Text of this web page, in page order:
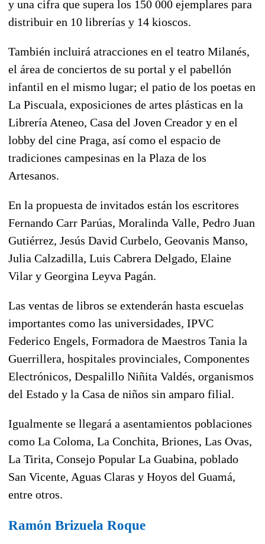
y una cifra que supera los 150 000 ejemplares para
distribuir en 10 librerías y 14 kioscos.
También incluirá atracciones en el teatro Milanés,
el área de conciertos de su portal y el pabellón
infantil en el mismo lugar; el patio de los poetas en
La Piscuala, exposiciones de artes plásticas en la
Librería Ateneo, Casa del Joven Creador y en el
lobby del cine Praga, así como el espacio de
tradiciones campesinas en la Plaza de los
Artesanos.
En la propuesta de invitados están los escritores
Fernando Carr Parúas, Moralinda Valle, Pedro Juan
Gutiérrez, Jesús David Curbelo, Geovanis Manso,
Julia Calzadilla, Luis Cabrera Delgado, Elaine
Vilar y Georgina Leyva Pagán.
Las ventas de libros se extenderán hasta escuelas
importantes como las universidades, IPVC
Federico Engels, Formadora de Maestros Tania la
Guerrillera, hospitales provinciales, Componentes
Electrónicos, Despalillo Niñita Valdés, organismos
del Estado y la Casa de niños sin amparo filial.
Igualmente se llegará a asentamientos poblaciones
como La Coloma, La Conchita, Briones, Las Ovas,
La Tirita, Consejo Popular La Guabina, poblado
San Vicente, Aguas Claras y Hoyos del Guamá,
entre otros.
Ramón Brizuela Roque